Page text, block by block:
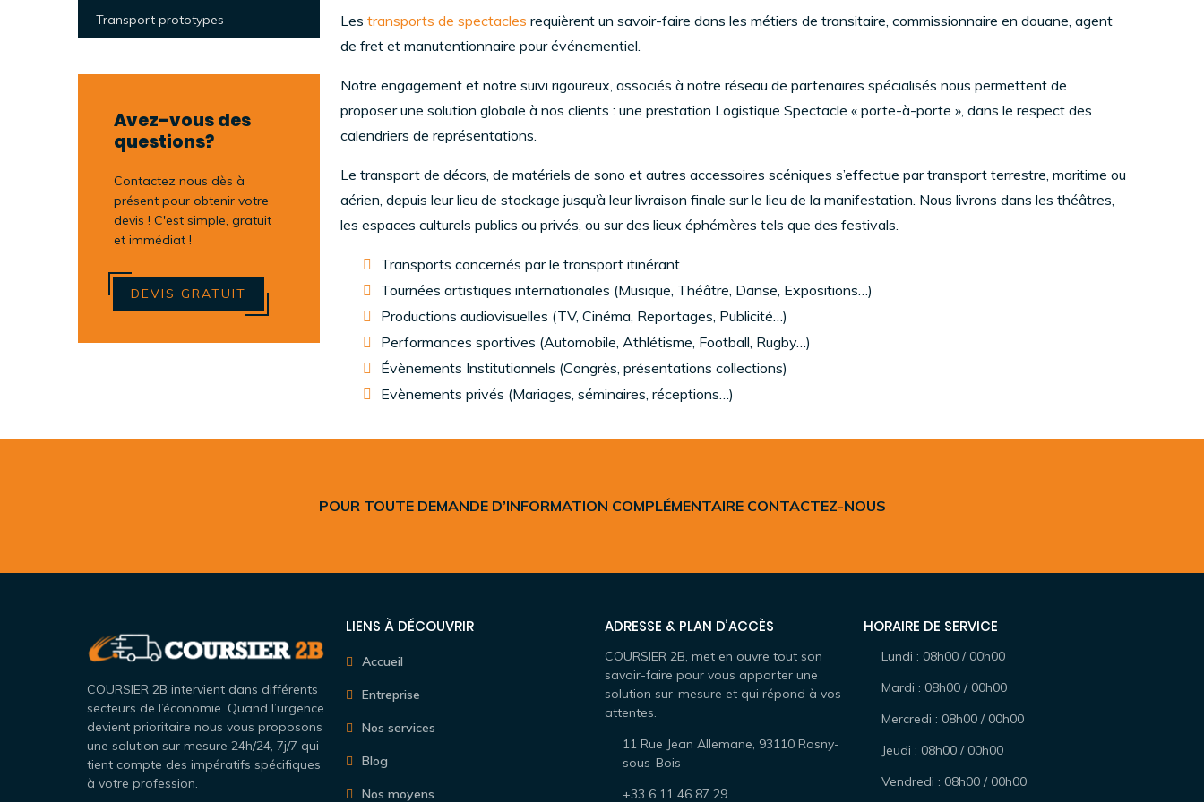
Les transports de spectacles requièrent un savoir-faire dans les métiers de transitaire, commissionnaire en douane, agent
de fret et manutentionnaire pour événementiel.
Notre engagement et notre suivi rigoureux, associés à notre réseau de partenaires spécialisés nous permettent de
proposer une solution globale à nos clients : une prestation Logistique Spectacle « porte-à-porte », dans le respect des
calendriers de représentations.
Le transport de décors, de matériels de sono et autres accessoires scéniques s’effectue par transport terrestre, maritime ou
aérien, depuis leur lieu de stockage jusqu’à leur livraison finale sur le lieu de la manifestation. Nous livrons dans les théâtres,
les espaces culturels publics ou privés, ou sur des lieux éphémères tels que des festivals.
Transports concernés par le transport itinérant
Tournées artistiques internationales (Musique, Théâtre, Danse, Expositions…)
Productions audiovisuelles (TV, Cinéma, Reportages, Publicité…)
Performances sportives (Automobile, Athlétisme, Football, Rugby…)
Évènements Institutionnels (Congrès, présentations collections)
Evènements privés (Mariages, séminaires, réceptions…)
Transport prototypes
Avez-vous des
questions?
Contactez nous dès à
présent pour obtenir votre
devis ! C'est simple, gratuit
et immédiat !
DEVIS GRATUIT
POUR TOUTE DEMANDE D’INFORMATION COMPLÉMENTAIRE CONTACTEZ-NOUS
COURSIER 2B intervient dans différents
secteurs de l’économie. Quand l’urgence
devient prioritaire nous vous proposons
une solution sur mesure 24h/24, 7j/7 qui
tient compte des impératifs spécifiques
à votre profession.
LIENS À DÉCOUVRIR
Accueil
Entreprise
Nos services
Blog
Nos moyens
ADRESSE & PLAN D’ACCÈS
COURSIER 2B, met en ouvre tout son
savoir-faire pour vous apporter une
solution sur-mesure et qui répond à vos
attentes.
11 Rue Jean Allemane, 93110 Rosny-
sous-Bois
+33 6 11 46 87 29
HORAIRE DE SERVICE
Lundi : 08h00 / 00h00
Mardi : 08h00 / 00h00
Mercredi : 08h00 / 00h00
Jeudi : 08h00 / 00h00
Vendredi : 08h00 / 00h00